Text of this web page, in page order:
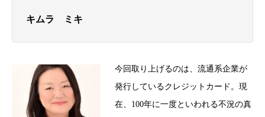
キムラ ミキ
今回取り上げるのは、流通系企業が
発行しているクレジットカード。現
在、100年に一度といわれる不況の真